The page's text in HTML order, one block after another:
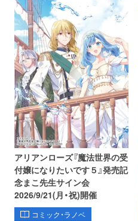
アリアンローズ『魔法世界の受
付嬢になりたいです５』発売記
念まこ先生サイン会
2026/9/21(月・祝)開催
コミック・ラノベ